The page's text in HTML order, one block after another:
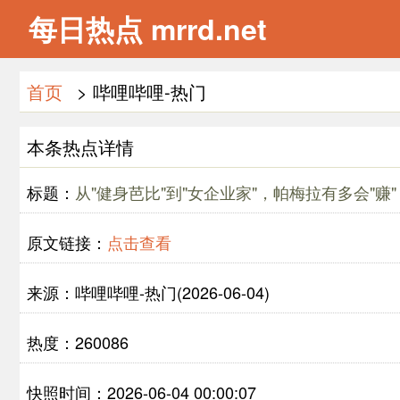
每日热点 mrrd.net
首页 > 哔哩哔哩-热门
本条热点详情
标题： 从"健身芭比"到"女企业家"，帕梅拉有多会"赚
原文链接： 点击查看
来源：哔哩哔哩-热门(2026-06-04)
热度：260086
快照时间：2026-06-04 00:00:07